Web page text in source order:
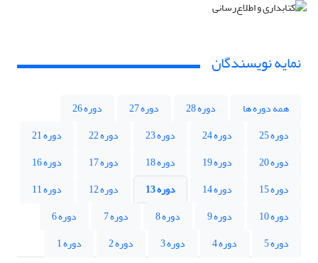
نمایه نویسندگان
همه دوره ها دوره 28 دوره 27
دوره 26
دوره 25
دوره 24 دوره 23 دوره 22
دوره 21
دوره 20
دوره 19 دوره 18 دوره 17
دوره 16
دوره 15
دوره 14 دوره 13 دوره 12
دوره 11
دوره 10
دوره 9 دوره 8 دوره 7
دوره 6
دوره 5
دوره 4 دوره 3 دوره 2
دوره 1